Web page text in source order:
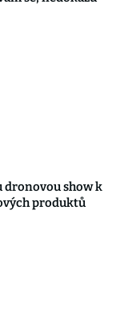
dronovou show k
produktů